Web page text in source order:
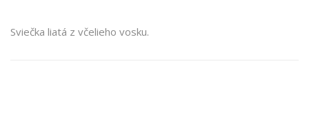
Sviečka liatá z včelieho vosku.